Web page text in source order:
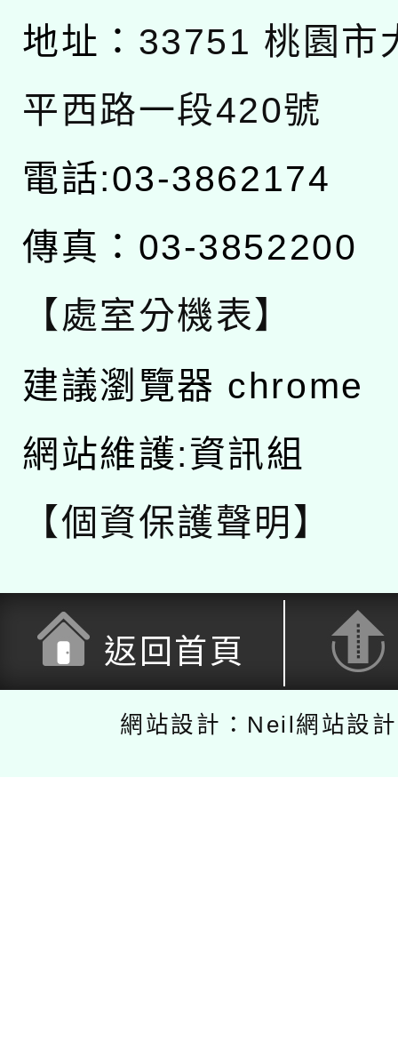
地址： 33751 桃園市
平西路一段420號
電話:03-3862174
傳真：03-3852200
【處室分機表】
建議瀏覽器 chrome
網站維護:資訊組
【個資保護聲明】
返回首頁
網站設計：Neil網站設